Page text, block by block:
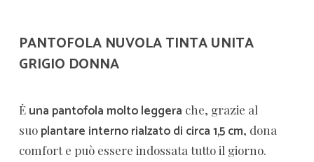
PANTOFOLA NUVOLA TINTA UNITA
GRIGIO DONNA
Ė una pantofola molto leggera che, grazie al
suo plantare interno rialzato di circa 1,5 cm, dona
comfort e può essere indossata tutto il giorno.